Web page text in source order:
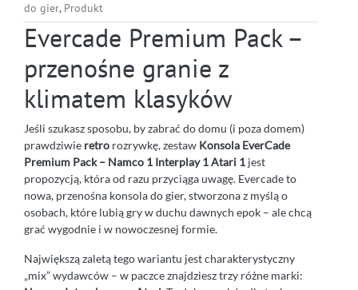
do gier, Produkt
Evercade Premium Pack –
przenośne granie z
klimatem klasyków
Jeśli szukasz sposobu, by zabrać do domu (i poza domem)
prawdziwie retro rozrywkę, zestaw Konsola EverCade
Premium Pack – Namco 1 Interplay 1 Atari 1 jest
propozycją, która od razu przyciąga uwagę. Evercade to
nowa, przenośna konsola do gier, stworzona z myślą o
osobach, które lubią gry w duchu dawnych epok – ale chcą
grać wygodnie i w nowoczesnej formie.
Największą zaletą tego wariantu jest charakterystyczny
„mix” wydawców – w paczce znajdziesz trzy różne marki: